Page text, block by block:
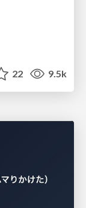
22 9.5k